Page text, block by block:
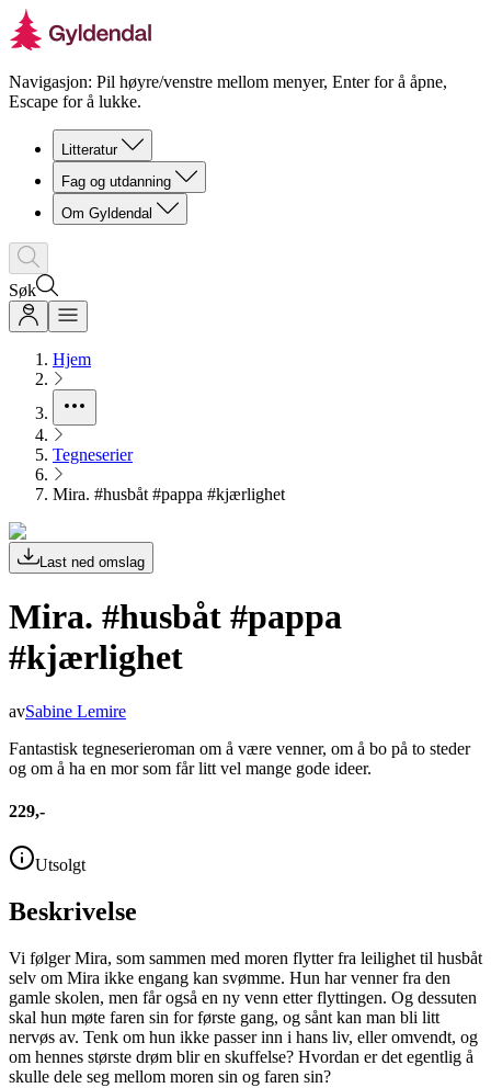
Navigasjon: Pil høyre/venstre mellom menyer, Enter for å åpne,
Escape for å lukke.
Litteratur
Fag og utdanning
Om Gyldendal
Søk
Hjem
Tegneserier
Mira. #husbåt #pappa #kjærlighet
Last ned omslag
Mira. #husbåt #pappa
#kjærlighet
avSabine Lemire
Fantastisk tegneserieroman om å være venner, om å bo på to steder
og om å ha en mor som får litt vel mange gode ideer.
229,-
Utsolgt
Beskrivelse
Vi følger Mira, som sammen med moren flytter fra leilighet til husbåt
selv om Mira ikke engang kan svømme. Hun har venner fra den
gamle skolen, men får også en ny venn etter flyttingen. Og dessuten
skal hun møte faren sin for første gang, og sånt kan man bli litt
nervøs av. Tenk om hun ikke passer inn i hans liv, eller omvendt, og
om hennes største drøm blir en skuffelse? Hvordan er det egentlig å
skulle dele seg mellom moren sin og faren sin?